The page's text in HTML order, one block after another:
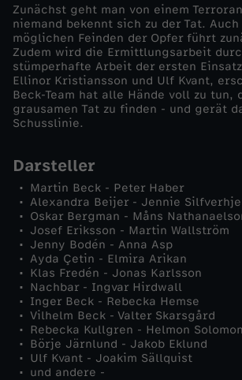
e
b
e
t
r
o
f
f
e
n
Zunächst geht man von einem
niemand bekennt sich zu der Tat.
möglichen Feinden der Opfer führt
Zudem wird die Ermittlungsarbeit
stümperhafte Arbeit der ersten
Ellinor Kristiansson und Ulf Kvant,
Beck-Team hat alle Hände voll zu tun,
grausamen Tat zu finden - und gerät
Schusslinie.
Darsteller
Martin Beck - Peter Haber
Alexandra Beijer - Jennie
Oskar Bergman - Måns
Josef Eriksson - Martin Wallström
Jenny Bodén - Anna Asp
Ayda Çetin - Elmira Arikan
Klas Fredén - Jonas Karlsson
Nachbar - Ingvar Hirdwall
Inger Beck - Rebecka Hemse
Vilhelm Beck - Valter Skarsgård
Rebecka Kullgren - Helmon Solomon
Börje Järnlund - Jakob Eklund
Ulf Kvant - Joakim Sällquist
und andere -